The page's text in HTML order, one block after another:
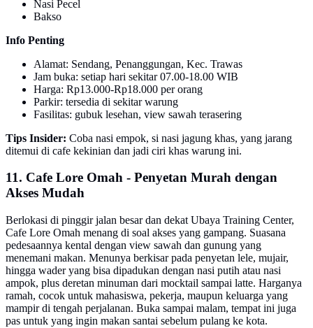
Nasi Pecel
Bakso
Info Penting
Alamat: Sendang, Penanggungan, Kec. Trawas
Jam buka: setiap hari sekitar 07.00-18.00 WIB
Harga: Rp13.000-Rp18.000 per orang
Parkir: tersedia di sekitar warung
Fasilitas: gubuk lesehan, view sawah terasering
Tips Insider: Coba nasi empok, si nasi jagung khas, yang jarang
ditemui di cafe kekinian dan jadi ciri khas warung ini.
11. Cafe Lore Omah - Penyetan Murah dengan
Akses Mudah
Berlokasi di pinggir jalan besar dan dekat Ubaya Training Center,
Cafe Lore Omah menang di soal akses yang gampang. Suasana
pedesaannya kental dengan view sawah dan gunung yang
menemani makan. Menunya berkisar pada penyetan lele, mujair,
hingga wader yang bisa dipadukan dengan nasi putih atau nasi
ampok, plus deretan minuman dari mocktail sampai latte. Harganya
ramah, cocok untuk mahasiswa, pekerja, maupun keluarga yang
mampir di tengah perjalanan. Buka sampai malam, tempat ini juga
pas untuk yang ingin makan santai sebelum pulang ke kota.